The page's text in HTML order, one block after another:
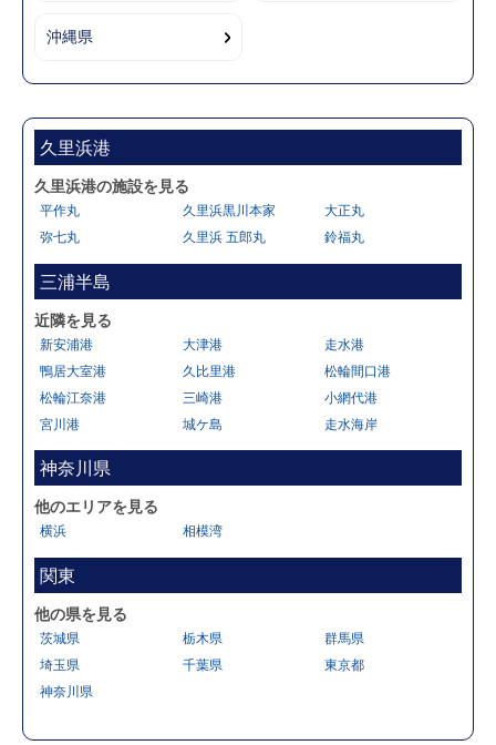
沖縄県
久里浜港
久里浜港の施設を見る
平作丸 久里浜黒川本家
大正丸
弥七丸
久里浜 五郎丸 鈴福丸
三浦半島
近隣を見る
新安浦港 大津港
走水港
鴨居大室港
久比里港
松輪間口港
松輪江奈港
三崎港
小網代港
宮川港
城ケ島 走水海岸
神奈川県
他のエリアを見る
横浜 相模湾
関東
他の県を見る
茨城県 栃木県
群馬県
埼玉県
千葉県
東京都
神奈川県